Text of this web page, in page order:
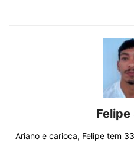
Felipe
Ariano e carioca, Felipe tem